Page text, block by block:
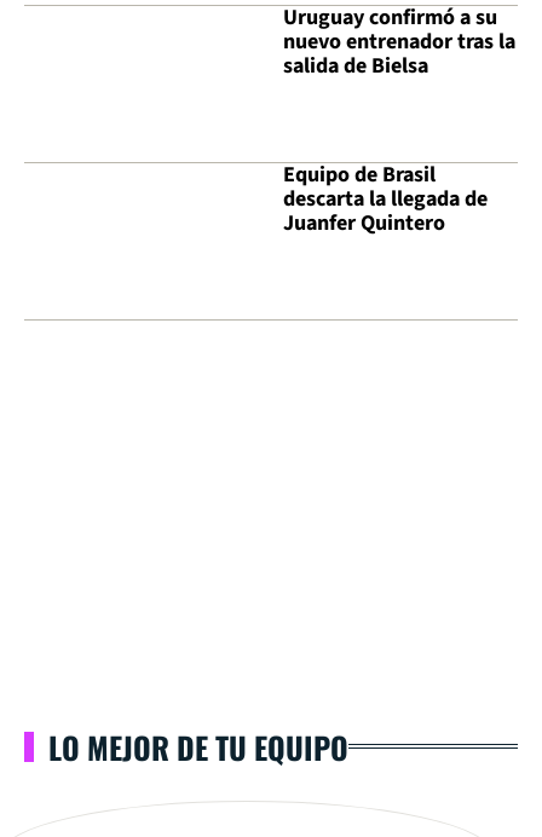
Uruguay confirmó a su
nuevo entrenador tras la
salida de Bielsa
Equipo de Brasil
descarta la llegada de
Juanfer Quintero
LO MEJOR DE TU EQUIPO